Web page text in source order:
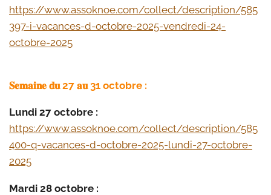
https://www.assoknoe.com/collect/description/585
397-i-vacances-d-octobre-2025-vendredi-24-
octobre-2025
𝐒𝐞𝐦𝐚𝐢𝐧𝐞 𝐝𝐮 27 𝐚𝐮 31 octobre :
Lundi 27 octobre :
https://www.assoknoe.com/collect/description/585
400-q-vacances-d-octobre-2025-lundi-27-octobre-
2025
Mardi 28 octobre :